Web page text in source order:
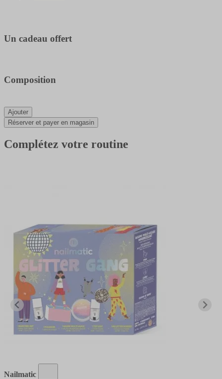
Un cadeau offert
Composition
Ajouter
Réserver et payer en magasin
Complétez votre routine
Nailmatic